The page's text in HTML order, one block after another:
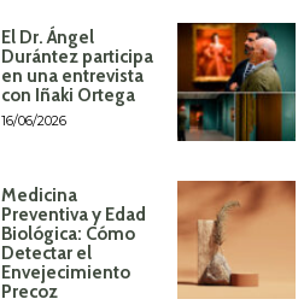
El Dr. Ángel
Durántez participa
en una entrevista
con Iñaki Ortega
16/06/2026
Medicina
Preventiva y Edad
Biológica: Cómo
Detectar el
Envejecimiento
Precoz